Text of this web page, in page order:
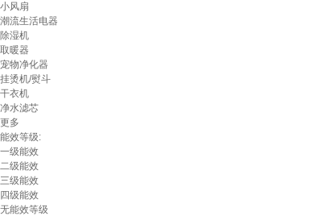
小风扇
潮流生活电器
除湿机
取暖器
宠物净化器
挂烫机/熨斗
干衣机
净水滤芯
更多
能效等级:
一级能效
二级能效
三级能效
四级能效
无能效等级